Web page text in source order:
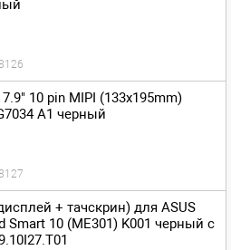
10 pin MIPI (133x195mm)
A1 черный
+ тачскрин) для ASUS
Smart 10 (ME301) K001 черный с